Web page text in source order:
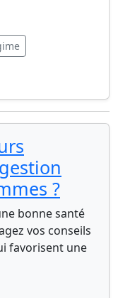
?
bonne santé
vos conseils
favorisent une